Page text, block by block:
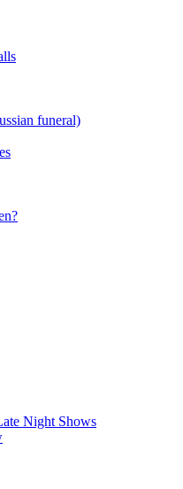
funeral)
Night Shows